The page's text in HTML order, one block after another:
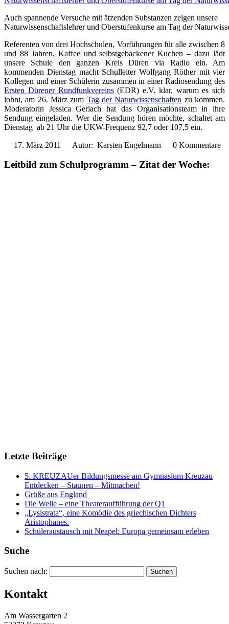
Auch spannende Versuche mit ätzenden Substanzen zeigen unsere
Naturwissenschaftslehrer und Oberstufenkurse am Tag der
Referenten von drei Hochschulen, Vorführungen für alle zwischen 8
und 88 Jahren, Kaffee und selbstgebackener Kuchen – dazu lädt
unsere Schule den ganzen Kreis Düren via Radio ein. Am
kommenden Dienstag macht Schulleiter Wolfgang Röther mit vier
Kollegen und einer Schülerin zusammen in einer Radiosendung des
Ersten Dürener Rundfunkvereins(EDR) e.V. klar, warum es sich
lohnt, am 26. März zum Tag der Naturwissenschaften zu kommen.
Moderatorin Jessica Gerlach hat das Organisationsteam in ihre
Sendung eingeladen. Wer die Sendung hören möchte, schaltet am
Dienstag ab 21 Uhr die UKW-Frequenz 92,7 oder 107,5 ein.
17. März 2011 Autor: Karsten Engelmann 0 Kommentare
Leitbild zum Schulprogramm – Zitat der Woche:
Letzte Beiträge
5. KREUZAUer Bildungsmesse am Gymnasium Kreuzau
Entdecken – Staunen – Mitmachen!
Grüße aus England
Die Welle – eine Theateraufführung der Q1
„Lysistrata“, eine Komödie des griechischen Dichters
Aristophanes.
Schüleraustausch mit Neapel: Europa gemeinsam erleben
Suche
Suchen nach:
Kontakt
Am Wassergarten 2